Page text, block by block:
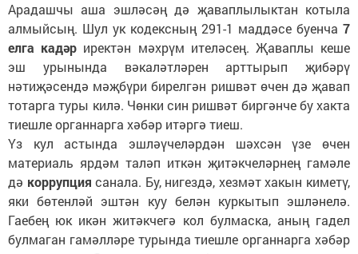
Арадашчы аша эшләсәң дә җаваплылыктан котыла
алмыйсың. Шул ук кодексның 291-1 маддәсе буенча 7
елга кадәр иректән мәхрүм ителәсең. Җаваплы кеше
эш урынында вәкаләтләрен арттырып җибәрү
нәтиҗәсендә мәҗбүри бирелгән ришвәт өчен дә җавап
тотарга туры килә. Чөнки син ришвәт биргәнче бу хакта
тиешле органнарга хәбәр итәргә тиеш.
Үз кул астында эшләүчеләрдән шәхсән үзе өчен
материаль ярдәм таләп иткән җитәкчеләрнең гамәле
дә коррупция санала. Бу, нигездә, хезмәт хакын киметү,
яки бөтенләй эштән куу белән куркытып эшләнелә.
Гаебең юк икән житәкчегә кол булмаска, аның гадел
булмаган гамәлләре турында тиешле органнарга хәбәр